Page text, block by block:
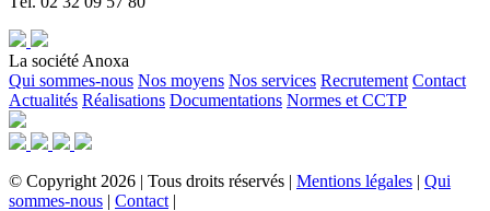
La société Anoxa
Qui sommes-nous Nos moyens Nos services Recrutement Contact
Actualités Réalisations Documentations Normes et CCTP
© Copyright 2026 | Tous droits réservés | Mentions légales | Qui
sommes-nous | Contact |